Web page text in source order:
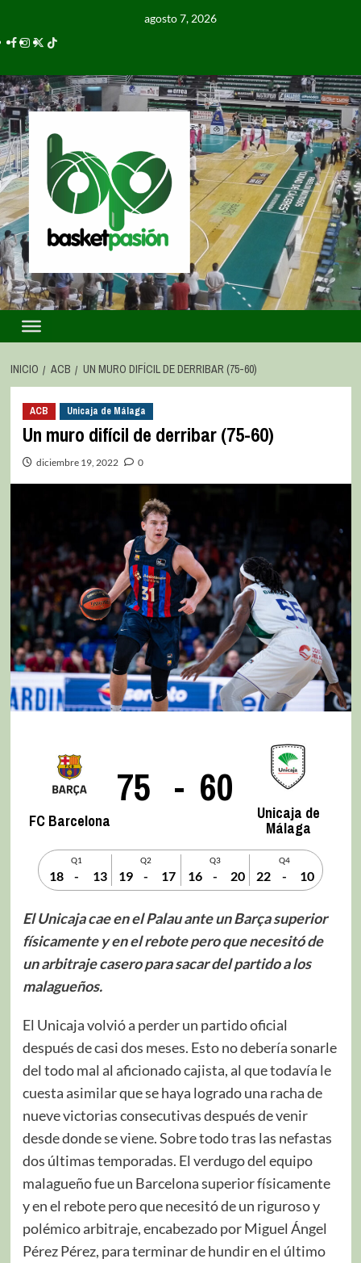
agosto 7, 2026
INICIO ACB UN MURO DIFÍCIL DE DERRIBAR (75-60)
ACB Unicaja de Málaga
Un muro difícil de derribar (75-60)
diciembre 19, 2022 0
FC Barcelona
75 - 60
Unicaja de
Málaga
Q1
18 - 13
Q2
19 - 17
Q3
16 - 20
Q4
22 - 10
El Unicaja cae en el Palau ante un Barça superior
físicamente y en el rebote pero que necesitó de
un arbitraje casero para sacar del partido a los
malagueños.
El Unicaja volvió a perder un partido oficial
después de casi dos meses. Esto no debería sonarle
del todo mal al aficionado cajista, al que todavía le
cuesta asimilar que se haya logrado una racha de
nueve victorias consecutivas después de venir
desde donde se viene. Sobre todo tras las nefastas
dos últimas temporadas. El verdugo del equipo
malagueño fue un Barcelona superior físicamente
y en el rebote pero que necesitó de un riguroso y
polémico arbitraje, encabezado por Miguel Ángel
Pérez Pérez, para terminar de hundir en el último